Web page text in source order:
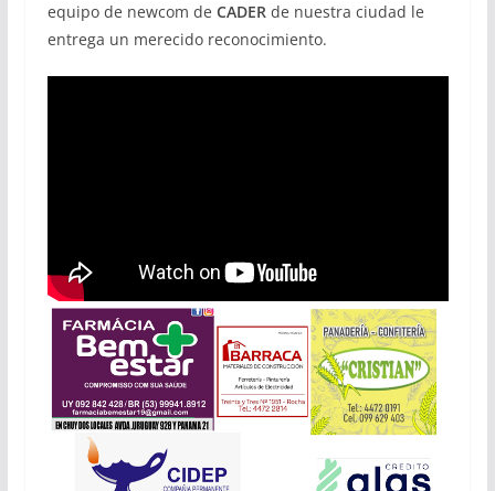
equipo de newcom de CADERde nuestra ciudad le
entrega un merecido reconocimiento.